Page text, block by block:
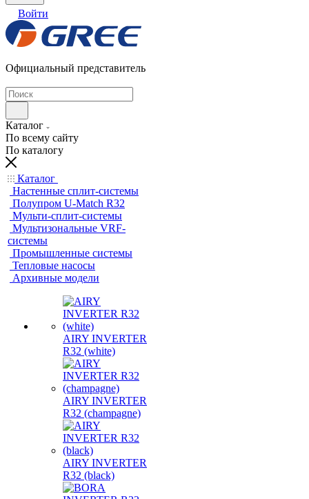
Войти
Официальный представитель
Каталог
По всему сайту
По каталогу
Каталог
Настенные сплит-системы
Полупром U-Match R32
Мульти-сплит-системы
Мультизональные VRF-
системы
Промышленные системы
Тепловые насосы
Архивные модели
AIRY INVERTER
R32 (white)
AIRY INVERTER
R32 (champagne)
AIRY INVERTER
R32 (black)